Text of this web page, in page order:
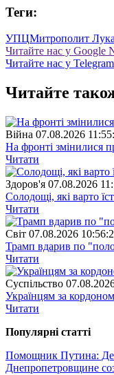
Теги:
УПЦМитрополит Лука
Читайте нас у Google
Читайте нас у Telegram
Читайте
Війна 07.08.2026
На фронті змінилися
Читати
Здоров'я 07.08.2026
Солодощі, які варто
Читати
Свiт 07.08.2026
Трамп вдарив по
Читати
Суспiльство
Українцям за
Читати
Популярнi статтi
Помощник Путина:
Днепропетровщине